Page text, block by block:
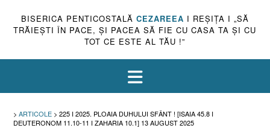
BISERICA PENTICOSTALĂ CEZAREEA I REŞIŢA I „SĂ
TRĂIEŞTI ÎN PACE, ŞI PACEA SĂ FIE CU CASA TA ŞI CU
TOT CE ESTE AL TĂU !”
> ARTICOLE > 225 I 2025. PLOAIA DUHULUI SFÂNT ! [ISAIA 45.8 I
DEUTERONOM 11.10-11 I ZAHARIA 10.1] 13 AUGUST 2025